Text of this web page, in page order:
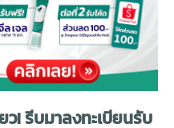
ว! รีบมาลงทะเบียนรับ